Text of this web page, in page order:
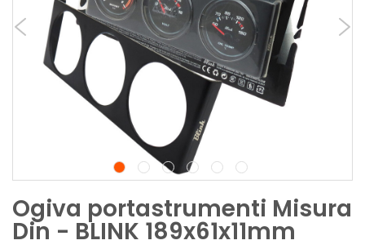
Ogiva portastrumenti Misura
Din - BLINK 189x61x11mm